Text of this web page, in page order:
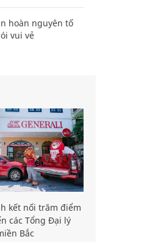
hoàn nguyên tố
vui vẻ
kết nối trăm điểm
các Tổng Đại lý
Bắc